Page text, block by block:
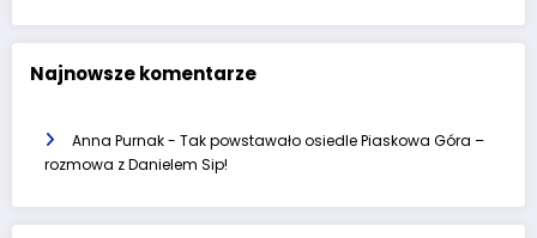
Najnowsze komentarze
Anna Purnak- Tak powstawało osiedle Piaskowa Góra –
rozmowa z Danielem Sip!